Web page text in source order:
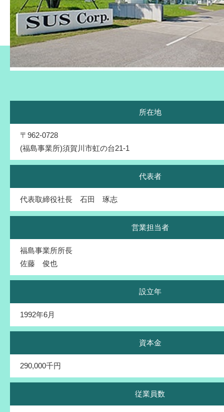
所在地
〒962-0728
(福島事業所)須賀川市虹の台21-1
代表者
代表取締役社長 石田 琢志
営業担当者
福島事業所所長
佐藤 俊也
設立年
1992年6月
資本金
290,000千円
従業員数